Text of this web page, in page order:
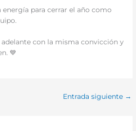
energía para cerrar el año como
adelante con la misma convicción y
💙
Entrada siguiente →